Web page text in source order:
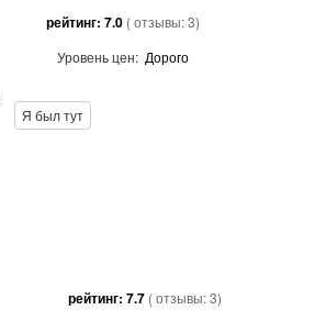
рейтинг: 7.0 ( отзывы:3)
Уровень цен: Дорого
Я был тут
рейтинг: 7.7 ( отзывы:3)